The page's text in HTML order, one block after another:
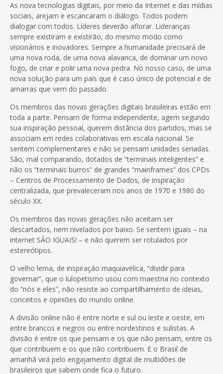
As nova tecnologias digitais, por meio da Internet e das mídias
sociais, arejam e escancaram o diálogo. Todos podem
dialogar com todos. Líderes deverão aflorar. Lideranças
sempre existiram e existirão, do mesmo modo como
visionários e inovadores. Sempre a humanidade precisará de
uma nova roda, de uma nova alavanca, de dominar um novo
fogo, de criar e polir uma nova pedra. No nosso caso, de uma
nova solução para um país que é caso único de potencial e de
amarras que vem do passado.
Os membros das novas gerações digitais brasileiras estão em
toda a parte. Pensam de forma independente, agem segundo
sua inspiração pessoal, querem distância dos partidos, mas se
associam em redes colaborativas em escala nacional. Se
sentem complementares e não se pensam unidades seriadas.
São, mal comparando, dotados de “terminais inteligentes” e
não os “terminais burros” de grandes “mainframes” dos CPDs
– Centros de Processamento de Dados, de inspiração
centralizada, que prevaleceram nos anos de 1970 e 1980 do
século XX.
Os membros das novas gerações não aceitam ser
descartados, nem nivelados por baixo. Se sentem iguais – na
internet SÃO IGUAIS! – e não querem ser rotulados por
estereótipos.
O velho lema, de inspiração maquiavélica, “dividir para
governar”, que o lulopetismo usou com maestria no contexto
do “nós e eles”, não resiste ao compartilhamento de ideias,
conceitos e opiniões do mundo online.
A divisão online não é entre norte e sul ou leste e oeste, em
entre brancos e negros ou entre nordestinos e sulistas. A
divisão é entre os que pensam e os que não pensam, entre os
que contribuem e os que não contribuem. E o Brasil de
amanhã virá pelo engajamento digital de multidões de
brasileiros que sabem onde fica o futuro.